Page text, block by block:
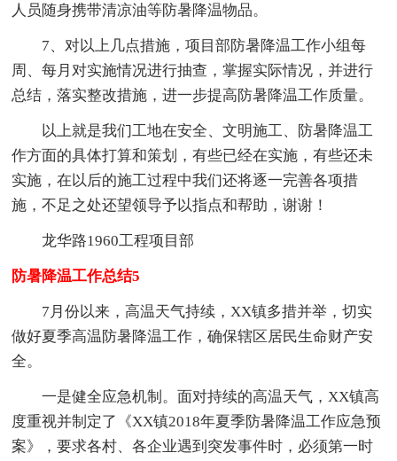
人员随身携带清凉油等防暑降温物品。
7、对以上几点措施，项目部防暑降温工作小组每
周、每月对实施情况进行抽查，掌握实际情况，并进行
总结，落实整改措施，进一步提高防暑降温工作质量。
以上就是我们工地在安全、文明施工、防暑降温工
作方面的具体打算和策划，有些已经在实施，有些还未
实施，在以后的施工过程中我们还将逐一完善各项措
施，不足之处还望领导予以指点和帮助，谢谢！
龙华路1960工程项目部
防暑降温工作总结5
7月份以来，高温天气持续，XX镇多措并举，切实
做好夏季高温防暑降温工作，确保辖区居民生命财产安
全。
一是健全应急机制。面对持续的高温天气，XX镇高
度重视并制定了《XX镇2018年夏季防暑降温工作应急预
案》，要求各村、各企业遇到突发事件时，必须第一时